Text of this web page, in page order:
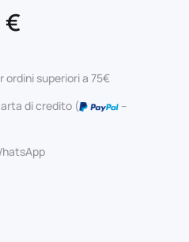
€
attuale
è:
ordini superiori a 75€
di credito (
–